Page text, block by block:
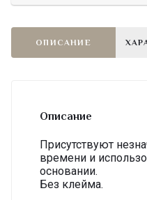
ОПИСАНИЕ
Описание
Присутствуют
времени и
основании.
Без клейма.